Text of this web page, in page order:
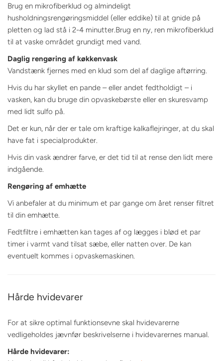
Brug en mikrofiberklud og almindeligt
husholdningsrengøringsmiddel (eller eddike) til at gnide på
pletten og lad stå i 2-4 minutter.Brug en ny, ren mikrofiberklud
til at vaske området grundigt med vand.
Daglig rengøring af køkkenvask
Vandstænk fjernes med en klud som del af daglige aftørring.
Hvis du har skyllet en pande – eller andet fedtholdigt – i
vasken, kan du bruge din opvaskebørste eller en skuresvamp
med lidt sulfo på.
Det er kun, når der er tale om kraftige kalkaflejringer, at du skal
have fat i specialprodukter.
Hvis din vask ændrer farve, er det tid til at rense den lidt mere
indgående.
Rengøring af emhætte
Vi anbefaler at du minimum et par gange om året renser filtret
til din emhætte.
Fedtfiltre i emhætten kan tages af og lægges i blød et par
timer i varmt vand tilsat sæbe, eller natten over. De kan
eventuelt kommes i opvaskemaskinen.
Hårde hvidevarer
For at sikre optimal funktionsevne skal hvidevarerne
vedligeholdes jævnfør beskrivelserne i hvidevarernes manual.
Hårde hvidevarer: